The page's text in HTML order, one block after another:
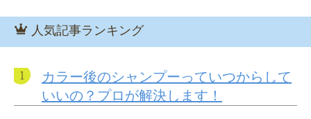
人気記事ランキング
カラー後のシャンプーっていつからして
いいの？プロが解決します！